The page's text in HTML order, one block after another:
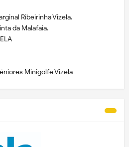
Ribeirinha Vizela.
da Malafaia.
Minigolfe Vizela